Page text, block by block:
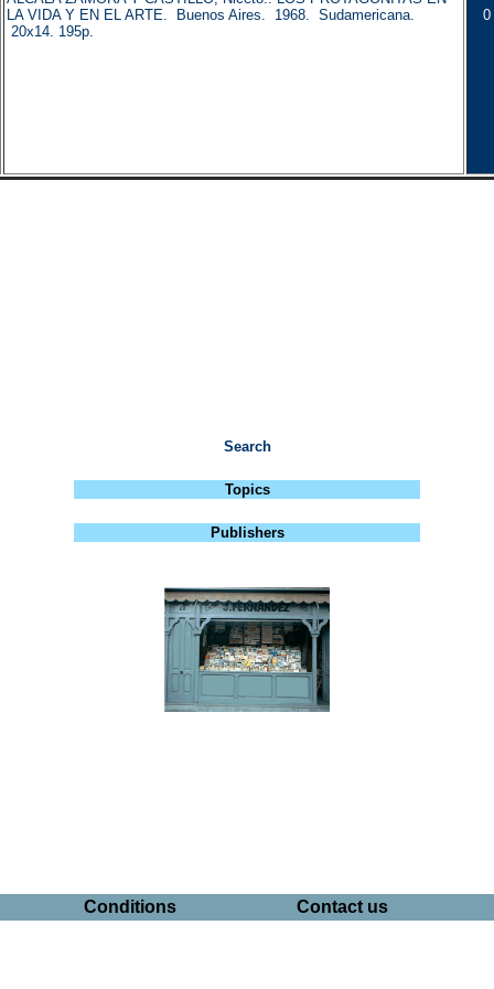
LA VIDA Y EN EL ARTE. Buenos Aires. 1968. Sudamericana.
20x14. 195p.
0
Search
Topics
Publishers
Conditions Contact us